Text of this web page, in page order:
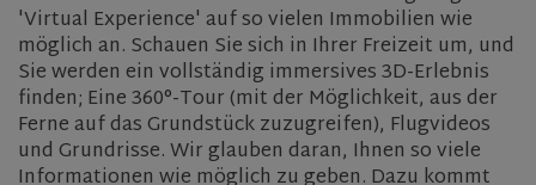
'Virtual Experience' auf so vielen Immobilien wie
möglich an. Schauen Sie sich in Ihrer Freizeit um, und
Sie werden ein vollständig immersives 3D-Erlebnis
finden; Eine 360°-Tour (mit der Möglichkeit, aus der
Ferne auf das Grundstück zuzugreifen), Flugvideos
und Grundrisse. Wir glauben daran, Ihnen so viele
rsa .roomsketcher.com Session
Privacy Policy